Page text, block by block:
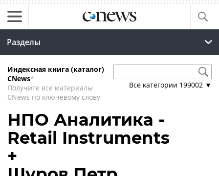
Разделы
Индексная книга (каталог)
CNews*
Получите все материалы
CNews по ключевому слову
Все категории 199002 ▼
НПО Аналитика -
Retail Instruments
+